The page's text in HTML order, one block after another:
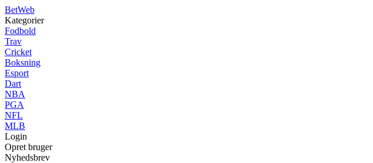
BetWeb
Kategorier
Fodbold
Trav
Cricket
Boksning
Esport
Dart
NBA
PGA
NFL
MLB
Login
Opret bruger
Nyhedsbrev